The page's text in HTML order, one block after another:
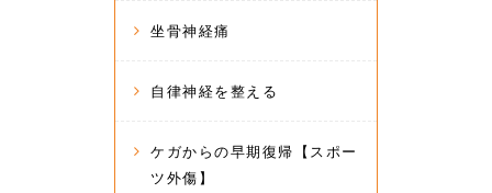
坐骨神経痛
自律神経を整える
ケガからの早期復帰【スポー
ツ外傷】